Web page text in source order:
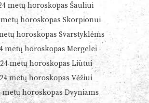
metų horoskopas Šauliui
metų horoskopas Skorpionui
horoskopas Svarstyklėms
metų horoskopas Mergelei
metų horoskopas Liūtui
metų horoskopas Vėžiui
metų horoskopas Dvyniams